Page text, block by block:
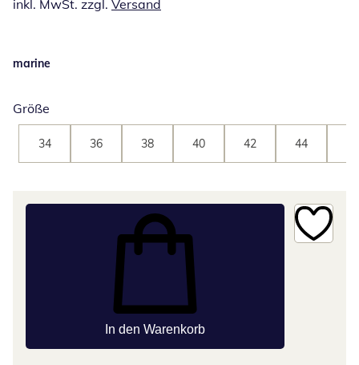
inkl. MwSt. zzgl. Versand
marine
Größe
34 36 38 40 42 44
In den Warenkorb